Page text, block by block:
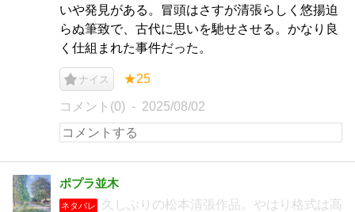
いや発見がある。冒頭はさすが清張らしく悠揚迫
らぬ筆致で、古代に思いを馳せさせる。かなり良
く仕組まれた事件だった。
ナイス ★25
コメント(0) 2025/08/02
ポプラ並木
ネタバレ
久しぶりの松本清張作品。やはり格式は高